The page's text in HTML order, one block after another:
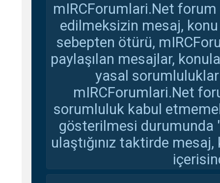
mIRCForumlari.Net
edilmeksizin mesaj,
sebepten ötürü,
paylaşılan mesajlar,
yasal
mIRCForumlari.Net
sorumluluk kabul
gösterilmesi durumunda
ulaştığınız taktirde